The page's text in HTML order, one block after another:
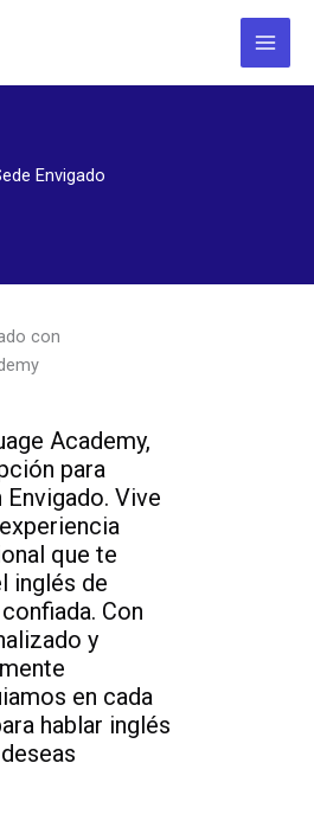
Envigado
con
Academy,
para
Vive
que te
inglés de
Con
y
en cada
hablar inglés